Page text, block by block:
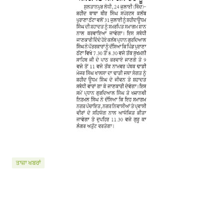
ਤਾਜ਼ਾ ਖਬਰਾਂ